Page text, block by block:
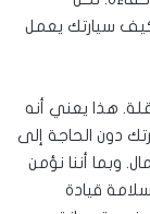
سيارتك يعمل
هذا يعني أنه
دون الحاجة إلى
وبما أننا نؤمن
قيادة